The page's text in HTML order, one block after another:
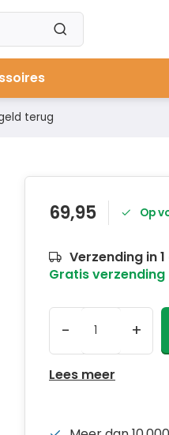
terug
69,95 Op
Verzending in
Gratis verzending
- +
Lees meer